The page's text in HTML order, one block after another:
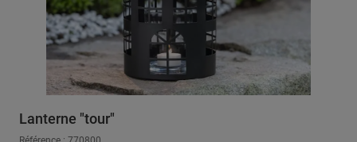
Lanterne "tour"